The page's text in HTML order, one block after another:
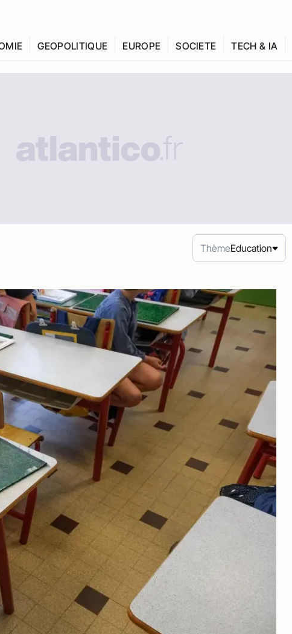
GEOPOLITIQUE EUROPE SOCIETE TECH & IA
ThèmeEducation